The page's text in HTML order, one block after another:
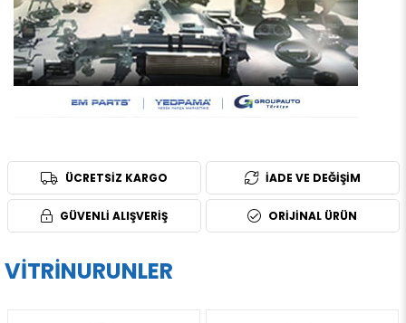
ÜCRETSİZ KARGO İADE VE DEĞİŞİM
GÜVENLİ ALIŞVERİŞ ORİJİNAL ÜRÜN
VITRINURUNLER